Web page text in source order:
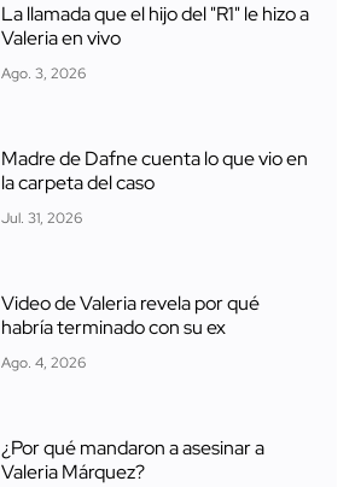
La llamada que el hijo del "R1" le hizo a
Valeria en vivo
Ago. 3, 2026
Madre de Dafne cuenta lo que vio en
la carpeta del caso
Jul. 31, 2026
Video de Valeria revela por qué
habría terminado con su ex
Ago. 4, 2026
¿Por qué mandaron a asesinar a
Valeria Márquez?